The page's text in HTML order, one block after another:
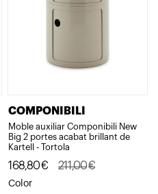
COMPONIBILI
Moble auxiliar Componibili New
Big 2 portes acabat brillant de
Kartell - Tortola
211,00€
El
preu
168,80€
El
preu
Color